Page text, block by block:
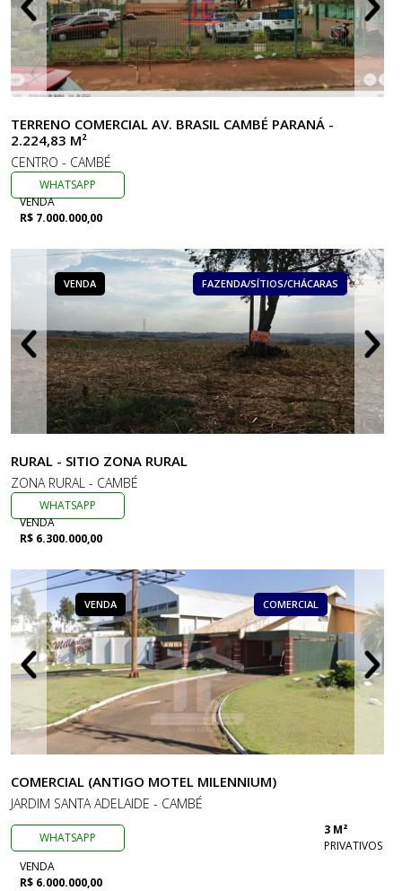
TERRENO COMERCIAL AV. BRASIL CAMBÉ PARANÁ -
2.224,83 M²
CENTRO - CAMBÉ
WHATSAPP
VENDA
R$ 7.000.000,00
VENDA FAZENDA/SÍTIOS/CHÁCARAS
RURAL - SITIO ZONA RURAL
ZONA RURAL - CAMBÉ
WHATSAPP
VENDA
R$ 6.300.000,00
VENDA COMERCIAL
COMERCIAL (ANTIGO MOTEL MILENNIUM)
JARDIM SANTA ADELAIDE - CAMBÉ
WHATSAPP
3 M²
PRIVATIVOS
VENDA
R$ 6.000.000,00